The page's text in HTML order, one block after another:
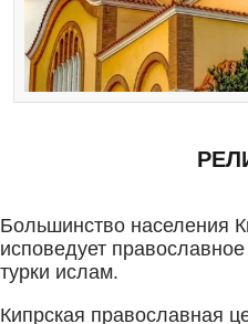
Большинство населения
исповедует
турки ислам.
Кипрская православная